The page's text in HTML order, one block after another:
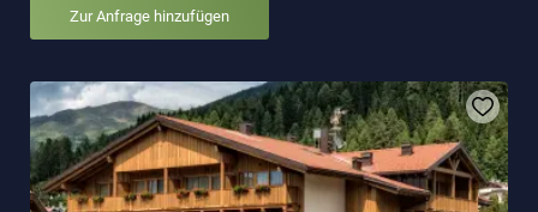
Zur Anfrage hinzufügen